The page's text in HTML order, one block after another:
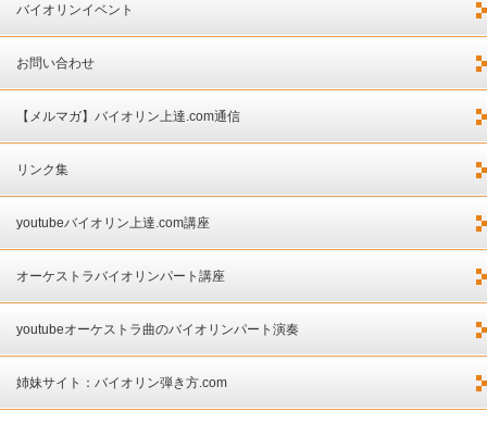
バイオリンイベント
お問い合わせ
【メルマガ】バイオリン上達.com通信
リンク集
youtubeバイオリン上達.com講座
オーケストラバイオリンパート講座
youtubeオーケストラ曲のバイオリンパート演奏
姉妹サイト：バイオリン弾き方.com